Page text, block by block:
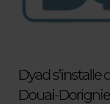
Dyad s’installe
Douai-